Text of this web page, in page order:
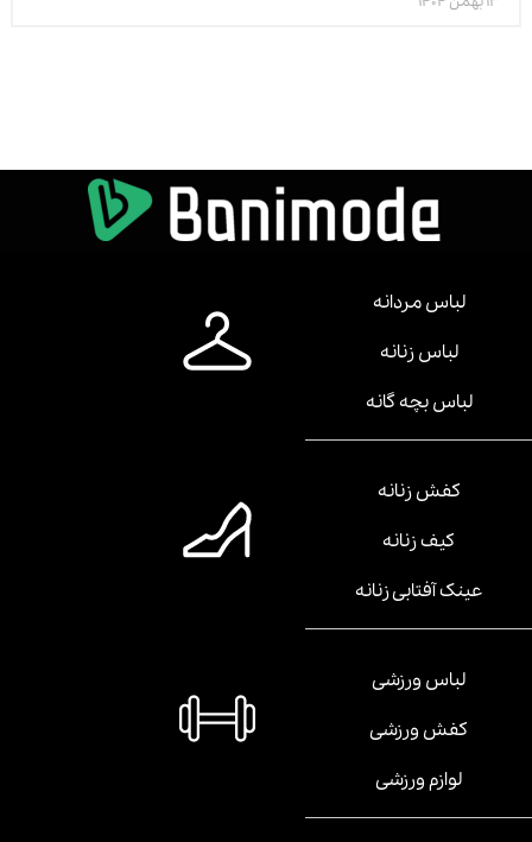
لباس مردانه
لباس زنانه
لباس بچه گانه
کفش زنانه
کیف زنانه
عینک آفتابی زنانه
لباس ورزشی
کفش ورزشی
لوازم ورزشی